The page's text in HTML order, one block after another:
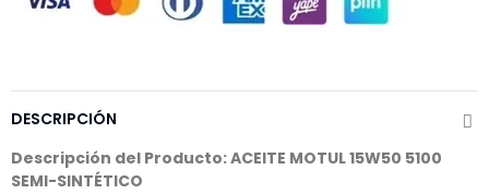
DESCRIPCIÓN
Descripción del Producto: ACEITE MOTUL 15W50 5100
SEMI-SINTÉTICO